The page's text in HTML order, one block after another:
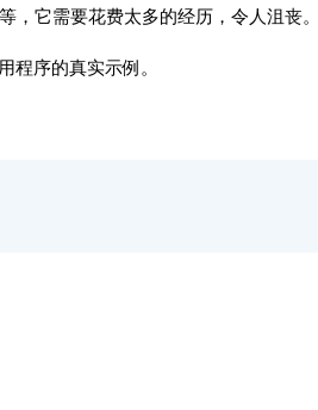
，它需要花费太多的经历，令人沮丧。
程序的真实示例。